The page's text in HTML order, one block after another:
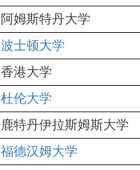
阿姆斯特丹大学
波士顿大学
香港大学
杜伦大学
鹿特丹伊拉斯姆斯大学
福德汉姆大学